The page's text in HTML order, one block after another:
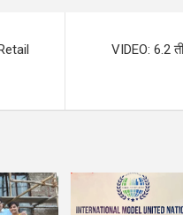
VIDEO: 6.2